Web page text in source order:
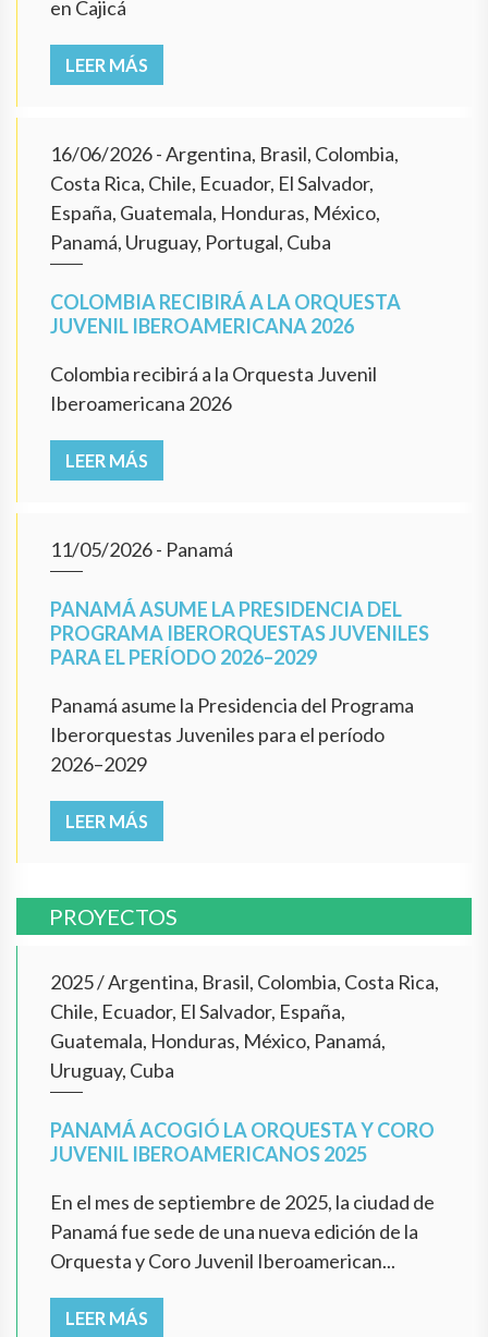
en Cajicá
LEER MÁS
16/06/2026- Argentina, Brasil, Colombia,
Costa Rica, Chile, Ecuador, El Salvador,
España, Guatemala, Honduras, México,
Panamá, Uruguay, Portugal, Cuba
COLOMBIA RECIBIRÁ A LA ORQUESTA
JUVENIL IBEROAMERICANA 2026
Colombia recibirá a la Orquesta Juvenil
Iberoamericana 2026
LEER MÁS
11/05/2026- Panamá
PANAMÁ ASUME LA PRESIDENCIA DEL
PROGRAMA IBERORQUESTAS JUVENILES
PARA EL PERÍODO 2026–2029
Panamá asume la Presidencia del Programa
Iberorquestas Juveniles para el período
2026–2029
LEER MÁS
PROYECTOS
2025/Argentina, Brasil, Colombia, Costa Rica,
Chile, Ecuador, El Salvador, España,
Guatemala, Honduras, México, Panamá,
Uruguay, Cuba
PANAMÁ ACOGIÓ LA ORQUESTA Y CORO
JUVENIL IBEROAMERICANOS 2025
En el mes de septiembre de 2025, la ciudad de
Panamá fue sede de una nueva edición de la
Orquesta y Coro Juvenil Iberoamerican...
LEER MÁS